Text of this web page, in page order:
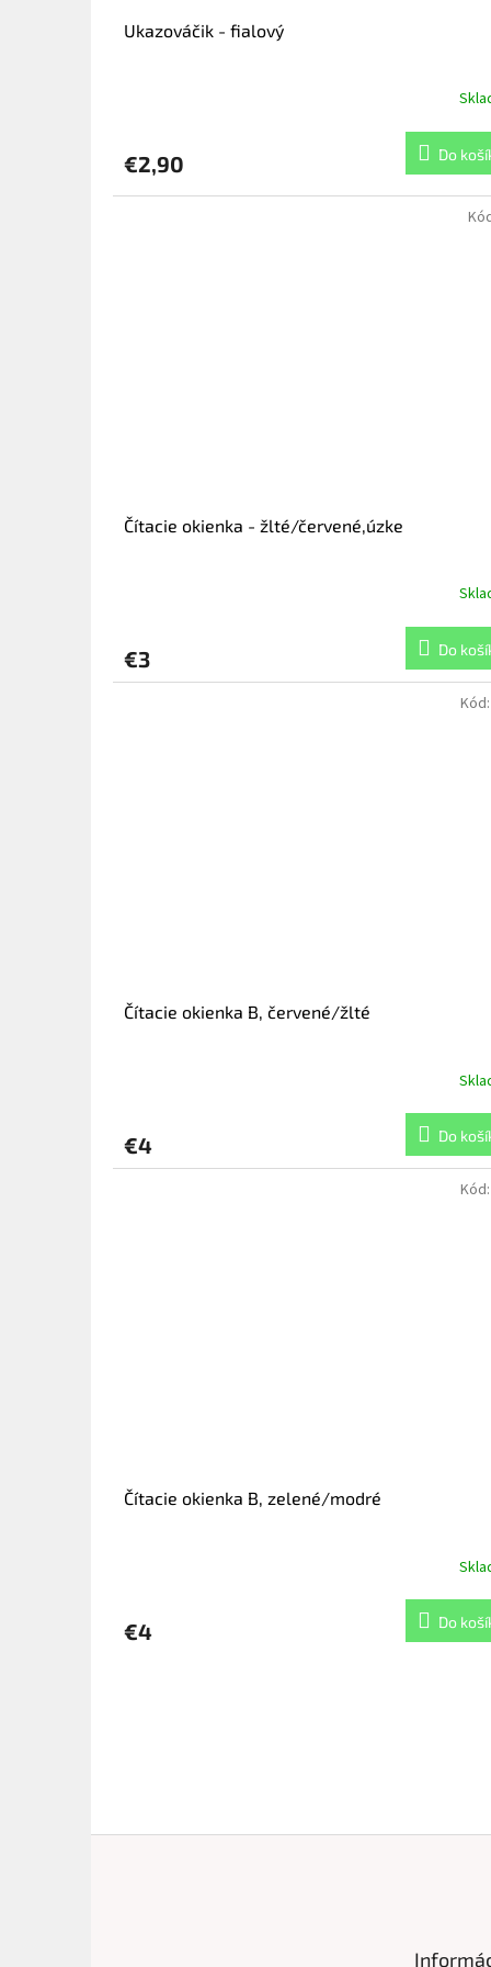
Ukazováčik - fialový
€2,90 Do
Čítacie okienka - žlté/červené,úzke
€3 Do
Čítacie okienka B, červené/žlté
€4 Do
Kód:
Čítacie okienka B, zelené/modré
€4 Do
Kód: